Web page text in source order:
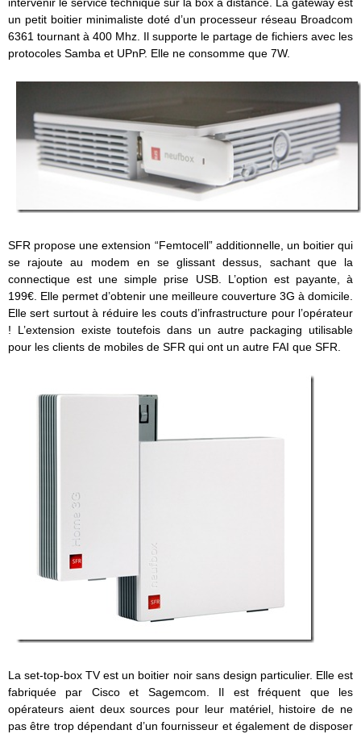
un petit boitier minimaliste doté d’un processeur réseau Broadcom
6361 tournant à 400 Mhz. Il supporte le partage de fichiers avec les
protocoles Samba et UPnP. Elle ne consomme que 7W.
SFR propose une extension “Femtocell” additionnelle, un boitier qui
se rajoute au modem en se glissant dessus, sachant que la
connectique est une simple prise USB. L’option est payante, à
199€. Elle permet d’obtenir une meilleure couverture 3G à domicile.
Elle sert surtout à réduire les couts d’infrastructure pour l’opérateur
! L’extension existe toutefois dans un autre packaging utilisable
pour les clients de mobiles de SFR qui ont un autre FAI que SFR.
La set-top-box TV est un boitier noir sans design particulier. Elle est
fabriquée par Cisco et Sagemcom. Il est fréquent que les
opérateurs aient deux sources pour leur matériel, histoire de ne
pas être trop dépendant d’un fournisseur et également de disposer